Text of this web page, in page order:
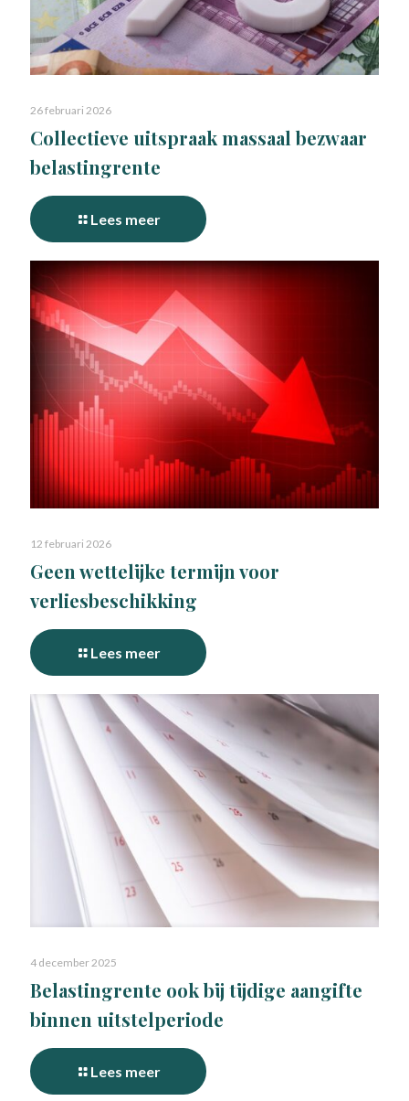
26 februari 2026
Collectieve uitspraak massaal bezwaar
belastingrente
Lees meer
12 februari 2026
Geen wettelijke termijn voor
verliesbeschikking
Lees meer
4 december 2025
Belastingrente ook bij tijdige aangifte
binnen uitstelperiode
Lees meer